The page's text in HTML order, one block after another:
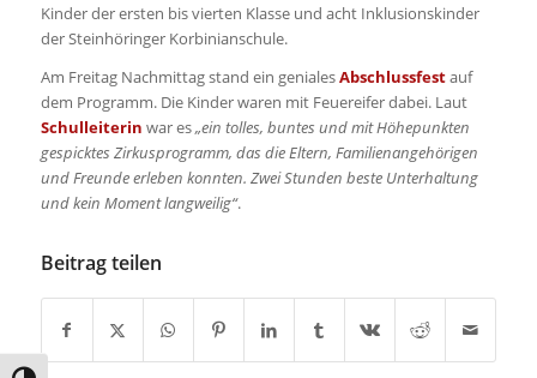
Kinder der ersten bis vierten Klasse und acht Inklusionskinder
der Steinhöringer Korbinianschule.
Am Freitag Nachmittag stand ein genialesAbschlussfestauf
dem Programm. Die Kinder waren mit Feuereifer dabei. Laut
Schulleiterin war es„ein tolles, buntes und mit Höhepunkten
gespicktes Zirkusprogramm, das die Eltern, Familienangehörigen
und Freunde erleben konnten. Zwei Stunden beste Unterhaltung
und kein Moment langweilig“.
Beitrag teilen